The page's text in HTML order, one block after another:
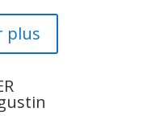
plus